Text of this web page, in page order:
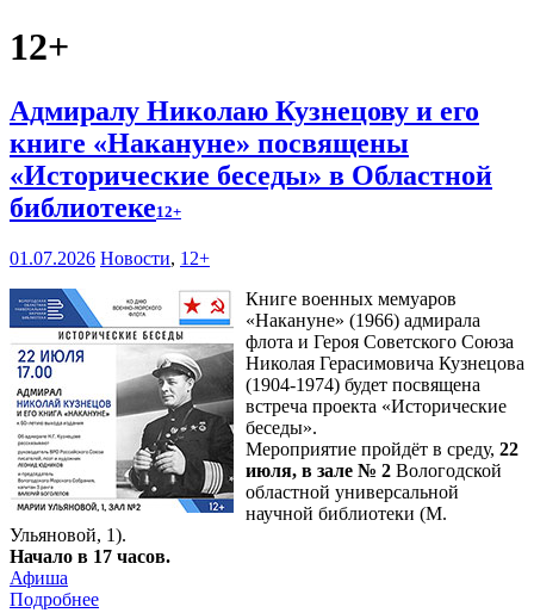
12+
Адмиралу Николаю Кузнецову и его
книге «Накануне» посвящены
«Исторические беседы» в Областной
библиотеке12+
01.07.2026 Новости, 12+
Книге военных мемуаров
«Накануне» (1966) адмирала
флота и Героя Советского Союза
Николая Герасимовича Кузнецова
(1904-1974) будет посвящена
встреча проекта «Исторические
беседы».
Мероприятие пройдёт в среду, 22
июля, в зале № 2 Вологодской
областной универсальной
научной библиотеки (М.
Ульяновой, 1).
Начало в 17 часов.
Афиша
Подробнее